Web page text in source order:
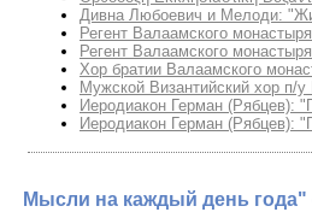
Дивна Любоевич и Мелoди:
Регент Валаамского
Регент Валаамского
Хор братии Валаамского
Мужской Византийский хор п/
Иеродиакон Герман (Рябцев):
Иеродиакон Герман (Рябцев):
Мысли на каждый день